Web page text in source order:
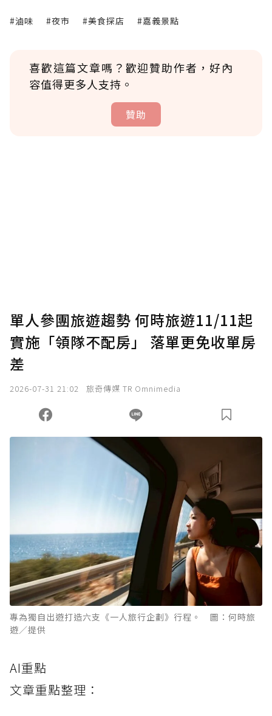
#滷味 #夜市 #美食探店 #嘉義景點
喜歡這篇文章嗎？歡迎贊助作者，好內
容值得更多人支持。
贊助
確認送出
您當前剩餘 U 利點數：0點；前往 購買點數
單人參團旅遊趨勢 何時旅遊11/11起
實施「領隊不配房」 落單更免收單房
差
2026-07-31 21:02 旅奇傳媒 TR Omnimedia
專為獨自出遊打造六支《一人旅行企劃》行程。 圖：何時旅
遊／提供
AI重點
文章重點整理：